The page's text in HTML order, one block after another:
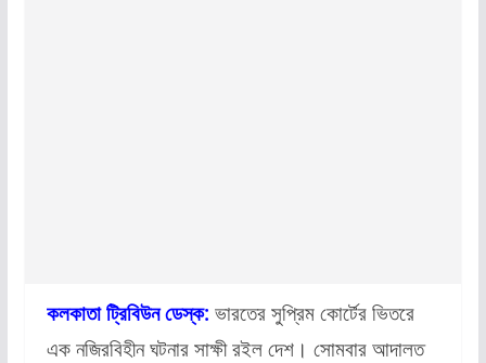
কলকাতা ট্রিবিউন ডেস্ক: ভারতের সুপ্রিম কোর্টের ভিতরে
এক নজিরবিহীন ঘটনার সাক্ষী রইল দেশ। সোমবার আদালত